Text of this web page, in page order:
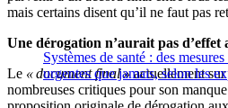
mais certains disent qu’il ne faut pas
Systèmes de santé : des
urgentes que jamais, selon les
Une dérogation n’aurait pas d’effet
Le « document final »actuellement sur
nombreuses critiques pour son